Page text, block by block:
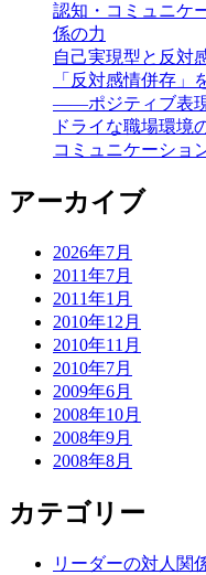
認知・コミュニケ
係の力
自己実現型と反対
「反対感情併存」
――ポジティブ表
ドライな職場環
コミュニケーショ
アーカイブ
2026年7月
2011年7月
2011年1月
2010年12月
2010年11月
2010年7月
2009年6月
2008年10月
2008年9月
2008年8月
カテゴリー
リーダーの対人関